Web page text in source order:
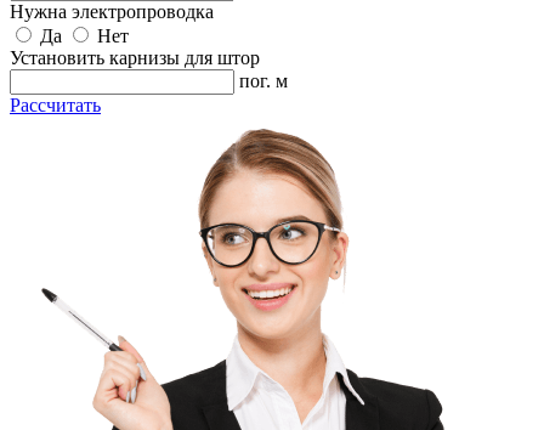
Нужна электропроводка
Да
Нет
Установить карнизы для штор
пог. м
Рассчитать